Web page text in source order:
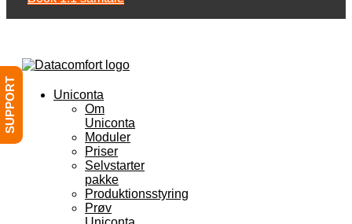
Uniconta
Om
Uniconta
Moduler
Priser
Selvstarter
pakke
Produktionsstyring
Prøv
SUPPORT